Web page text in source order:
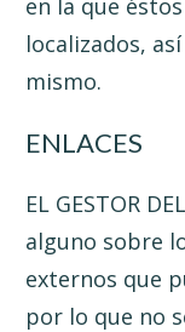
en la que
localizados,
mismo.
ENLACES
EL GESTOR
alguno sobre
externos que
por lo que no